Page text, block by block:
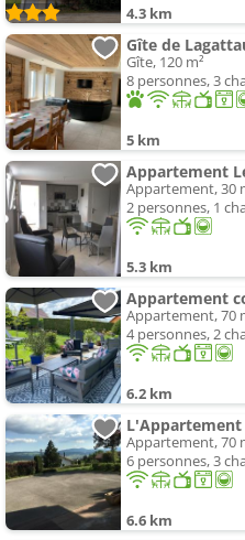
4.3 km
Gîte de
Gîte, 120 m²
8 personnes, 3
5 km
Appartement
Appartement, 30
2 personnes, 1
5.3 km
Appartement, 70
4 personnes, 2
6.2 km
L'Appartement
Appartement, 70
6 personnes, 3
6.6 km